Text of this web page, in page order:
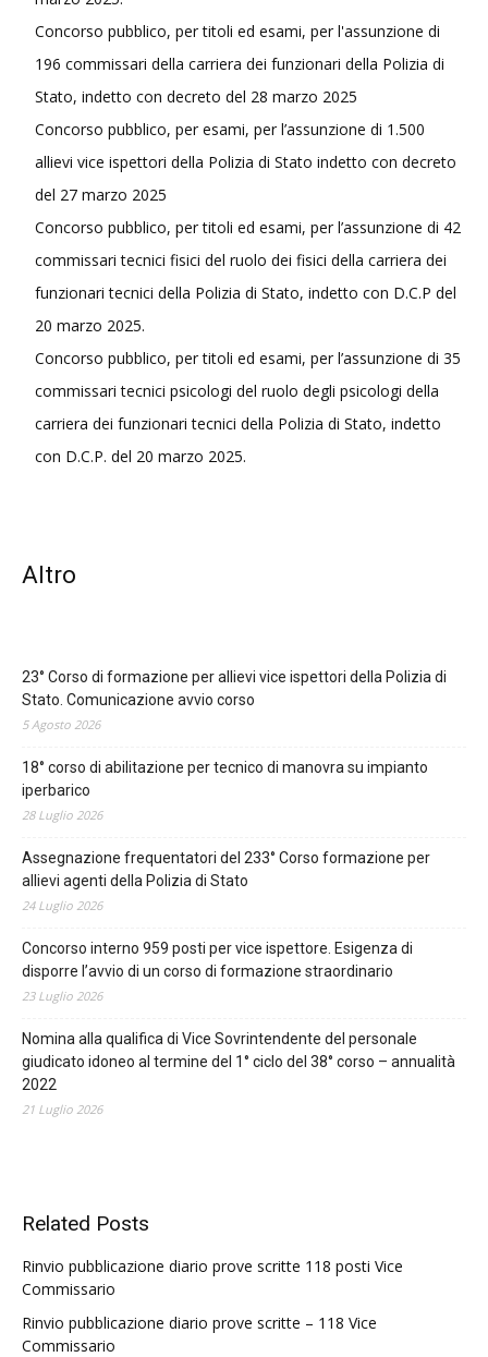
Concorso pubblico, per titoli ed esami, per l'assunzione di
196 commissari della carriera dei funzionari della Polizia di
Stato, indetto con decreto del 28 marzo 2025
Concorso pubblico, per esami, per l’assunzione di 1.500
allievi vice ispettori della Polizia di Stato indetto con decreto
del 27 marzo 2025
Concorso pubblico, per titoli ed esami, per l’assunzione di 42
commissari tecnici fisici del ruolo dei fisici della carriera dei
funzionari tecnici della Polizia di Stato, indetto con D.C.P del
20 marzo 2025.
Concorso pubblico, per titoli ed esami, per l’assunzione di 35
commissari tecnici psicologi del ruolo degli psicologi della
carriera dei funzionari tecnici della Polizia di Stato, indetto
con D.C.P. del 20 marzo 2025.
Altro
23° Corso di formazione per allievi vice ispettori della Polizia di
Stato. Comunicazione avvio corso
5 Agosto 2026
18° corso di abilitazione per tecnico di manovra su impianto
iperbarico
28 Luglio 2026
Assegnazione frequentatori del 233° Corso formazione per
allievi agenti della Polizia di Stato
24 Luglio 2026
Concorso interno 959 posti per vice ispettore. Esigenza di
disporre l’avvio di un corso di formazione straordinario
23 Luglio 2026
Nomina alla qualifica di Vice Sovrintendente del personale
giudicato idoneo al termine del 1° ciclo del 38° corso – annualità
2022
21 Luglio 2026
Related Posts
Rinvio pubblicazione diario prove scritte 118 posti Vice
Commissario
Rinvio pubblicazione diario prove scritte – 118 Vice
Commissario